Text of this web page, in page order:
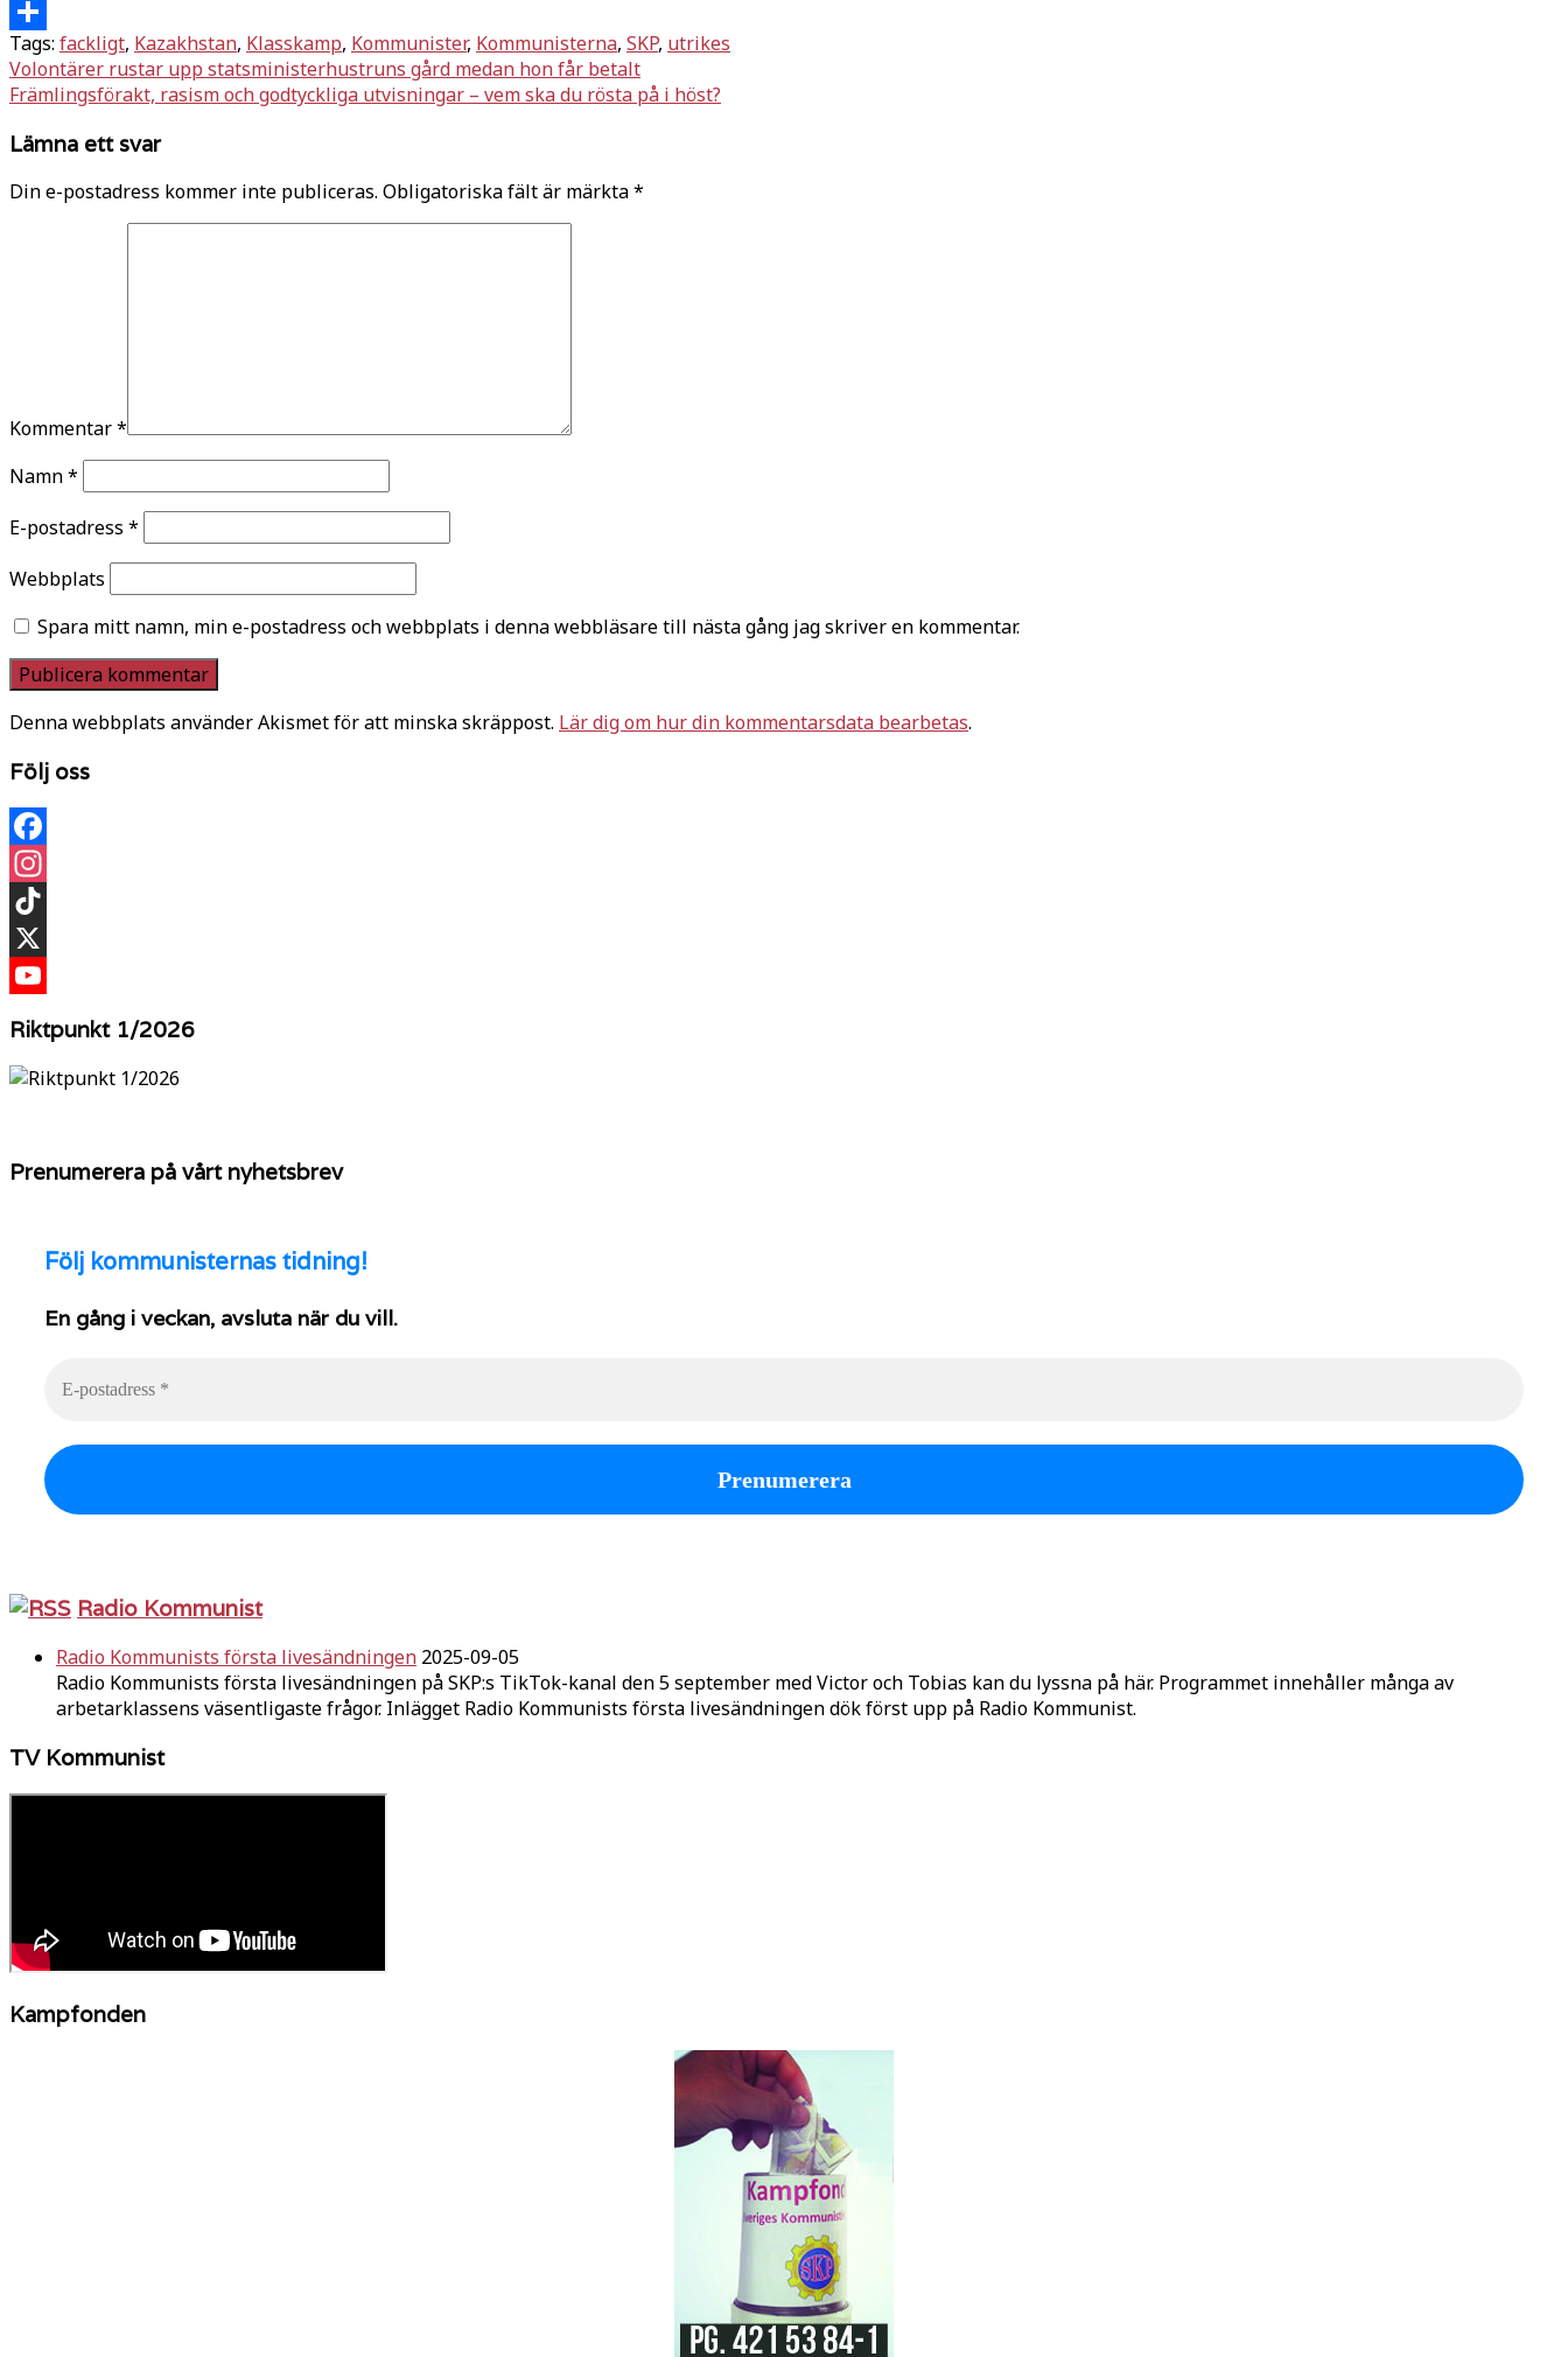
Twitter
Dela
Tags: fackligt, Kazakhstan, Klasskamp, Kommunister, Kommunisterna, SKP, utrikes
Inläggsnavigering
Volontärer rustar upp statsministerhustruns gård medan hon får betalt
Främlingsförakt, rasism och godtyckliga utvisningar – vem ska du rösta på i höst?
Lämna ett svar
Din e-postadress kommer inte publiceras. Obligatoriska fält är märkta*
Kommentar*
Namn*
E-postadress *
Webbplats
Spara mitt namn, min e-postadress och webbplats i denna webbläsare till nästa gång jag skriver en kommentar.
Denna webbplats använder Akismet för att minska skräppost. Lär dig om hur din kommentarsdata bearbetas.
Följ oss
Facebook
Instagram
TikTok
X
Riktpunkt 1/2026
Prenumerera på vårt nyhetsbrev
Följ kommunisternas tidning!
En gång i veckan, avsluta när du vill.
Radio Kommunist
Radio Kommunists första livesändningen 2025-09-05
Radio Kommunists första livesändningen på SKP:s TikTok-kanal den 5 september med Victor och Tobias kan du lyssna på här. Programmet innehåller många av
arbetarklassens väsentligaste frågor. Inlägget Radio Kommunists första livesändningen dök först upp på Radio Kommunist.
TV Kommunist
Kampfonden